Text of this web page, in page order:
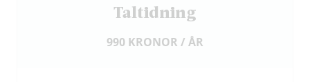
Taltidning
990 KRONOR / ÅR